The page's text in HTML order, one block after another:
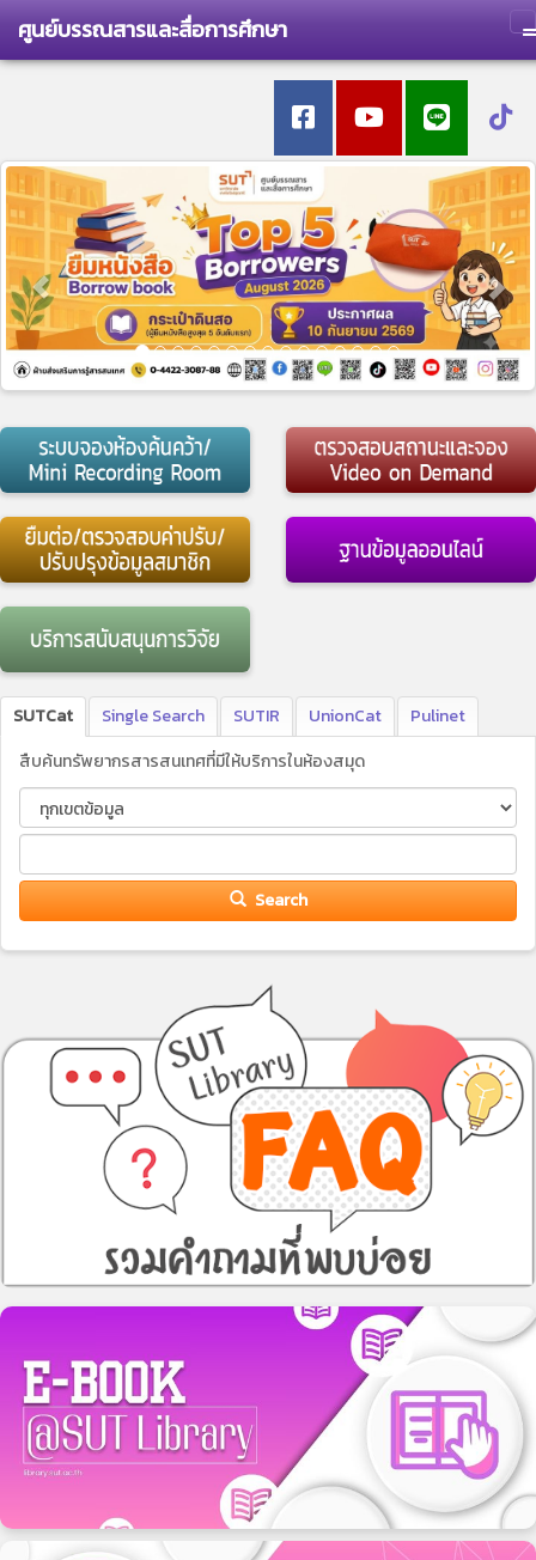
ศูนย์บรรณสารและสื่อการศึกษา
Previous
SUTCat Single Search SUTIR UnionCat
Pulinet
สืบค้นทรัพยากรสารสนเทศที่มีให้บริการในห้องสมุด
Search